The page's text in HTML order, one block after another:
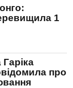
1
про